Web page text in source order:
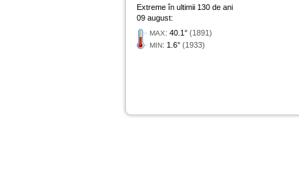
Extreme în ultimii 130 de ani
09 august:
MAX: 40.1° (1891)
MIN: 1.6° (1933)